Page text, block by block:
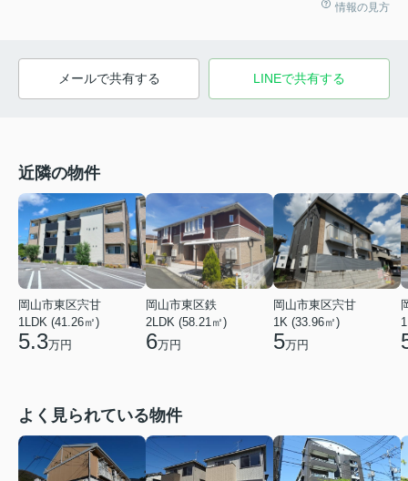
情報の見方
メールで共有する LINEで共有する
近隣の物件
岡山市東区宍甘
1LDK (41.26㎡)
5.3万円
岡山市東区鉄
2LDK (58.21㎡)
6万円
岡山市東区宍甘
1K (33.96㎡)
5万円
よく見られている物件